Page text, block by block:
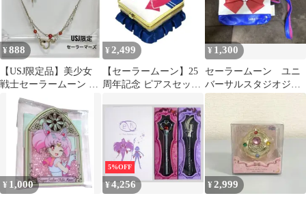
¥888
【USJ限定品】美少女
戦士セーラームーン セ
ーラーマーズ ブレスレ
ット 終売品
¥ 2,499
【セーラームーン】25
周年記念 ピアスセット
¥ 1,300
セーラームーン ユニ
バーサルスタジオジャ
パン限定コラボショル
¥ 1,000
5%OFF
¥ 4,256 ¥2,999